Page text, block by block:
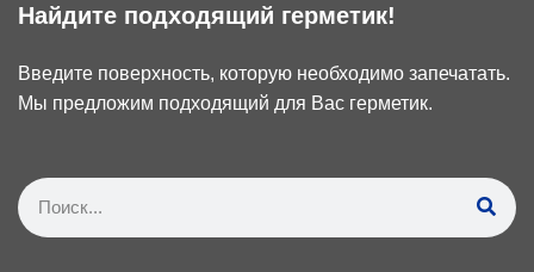
Найдите подходящий герметик!
Введите поверхность, которую необходимо запечатать.
Мы предложим подходящий для Вас герметик.